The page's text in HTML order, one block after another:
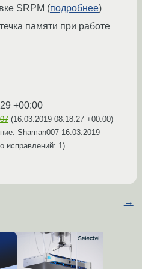
SRPM (подробнее)
памяти при работе
+00:00
(16.03.2019 08:18:27 +00:00)
Shaman007 16.03.2019
исправлений: 1)
→